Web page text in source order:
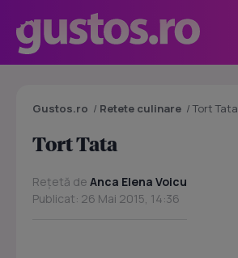
Gustos.ro / Retete culinare /Tort Tata
Tort Tata
Rețetă de Anca Elena Voicu
Publicat: 26 Mai 2015, 14:36